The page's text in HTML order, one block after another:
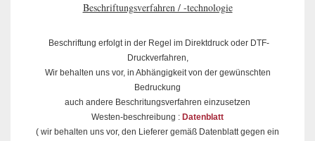
Beschriftungsverfahren / -technologie
Beschriftung erfolgt in der Regel im Direktdruck oder DTF-
Druckverfahren,
Wir behalten uns vor, in Abhängigkeit von der gewünschten
Bedruckung
auch andere Beschritungsverfahren einzusetzen
Westen-beschreibung : Datenblatt
( wir behalten uns vor, den Lieferer gemäß Datenblatt gegen ein